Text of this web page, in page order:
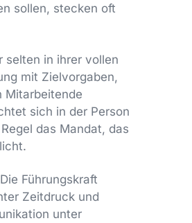
sollen, stecken oft
in ihrer vollen
mit Zielvorgaben,
Mitarbeitende
sich in der Person
das Mandat, das
Führungskraft
Zeitdruck und
unter